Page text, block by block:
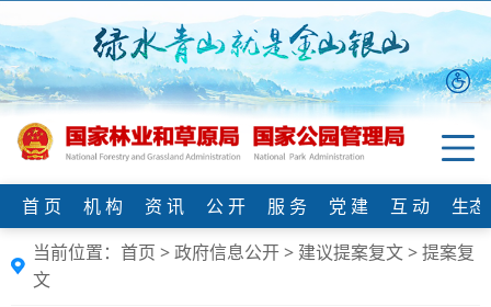
首 页 机 构 资 讯 公 开 服 务 党 建 互 动
生
当前位置： 首页 >政府信息公开>建议提案复文>提案复
文